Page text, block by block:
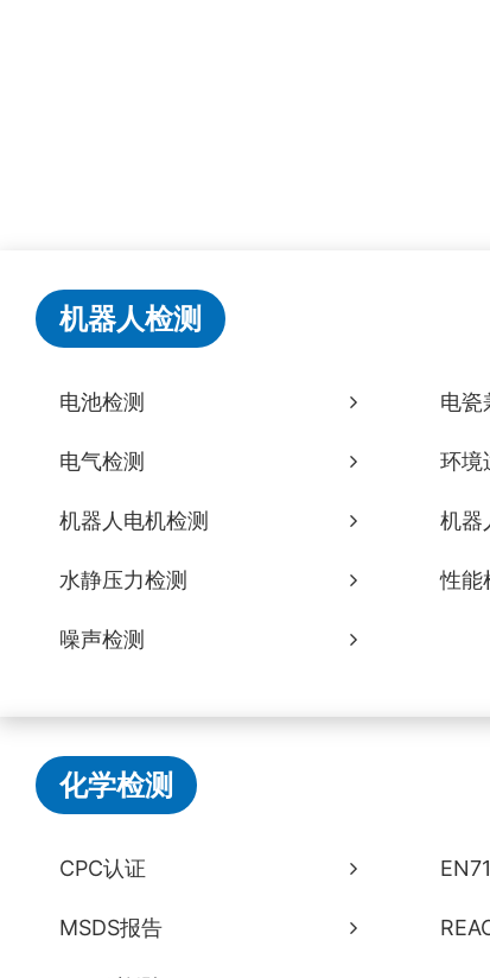
机器人检测
电池检测 电瓷
电气检测 环境
机器人电机检测 机器
水静压力检测 性能
噪声检测
化学检测
CPC认证
MSDS报告